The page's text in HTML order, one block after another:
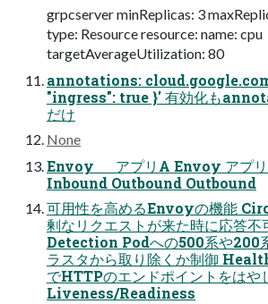
grpcserver minReplicas: 3
type: Resource resource: name: cpu
targetAverageUtilization: 80
annotations:
"ingress": true }' 有効化も
だけ
None
Envoy アプリA Envoy アプ
Inbound Outbound Outbound
可用性を高めるEnvoyの機能
剰なリクエストが来た時に応答
Detection Podへの500系や200
ラスタから取り除くか制御
でHTTPのエンドポイントをはや
Liveness/Readiness